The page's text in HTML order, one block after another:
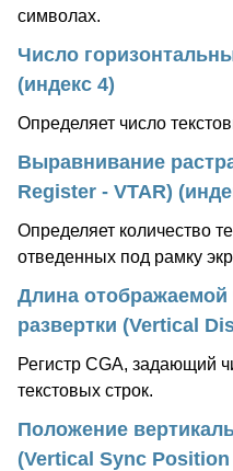
символах.
Число
(индекс 4)
Определяет число
Выравнивание
Register - VTAR)
Определяет количество
отведенных под рамку
Длина отображаемой
развертки (Vertical
Регистр CGA, задающий
текстовых строк.
Положение
(Vertical Sync